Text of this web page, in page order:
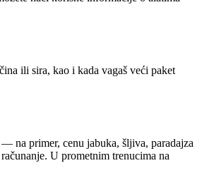
ili sira, kao i kada vagaš veći paket
na primer, cenu jabuka, šljiva, paradajza
U prometnim trenucima na